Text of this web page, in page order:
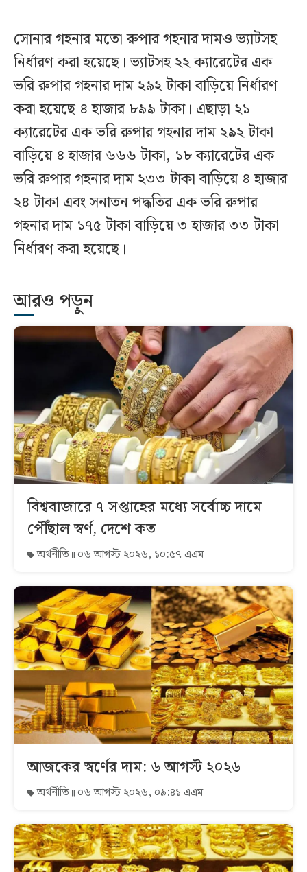
সোনার গহনার মতো রুপার গহনার দামও ভ্যাটসহ
নির্ধারণ করা হয়েছে। ভ্যাটসহ ২২ ক্যারেটের এক
ভরি রুপার গহনার দাম ২৯২ টাকা বাড়িয়ে নির্ধারণ
করা হয়েছে ৪ হাজার ৮৯৯ টাকা। এছাড়া ২১
ক্যারেটের এক ভরি রুপার গহনার দাম ২৯২ টাকা
বাড়িয়ে ৪ হাজার ৬৬৬ টাকা, ১৮ ক্যারেটের এক
ভরি রুপার গহনার দাম ২৩৩ টাকা বাড়িয়ে ৪ হাজার
২৪ টাকা এবং সনাতন পদ্ধতির এক ভরি রুপার
গহনার দাম ১৭৫ টাকা বাড়িয়ে ৩ হাজার ৩৩ টাকা
নির্ধারণ করা হয়েছে।
আরও পড়ুন
বিশ্ববাজারে ৭ সপ্তাহের মধ্যে সর্বোচ্চ দামে
পৌঁছাল স্বর্ণ, দেশে কত
অর্থনীতি ০৬ আগস্ট ২০২৬, ১০:৫৭ এএম
আজকের স্বর্ণের দাম: ৬ আগস্ট ২০২৬
অর্থনীতি ০৬ আগস্ট ২০২৬, ০৯:৪১ এএম